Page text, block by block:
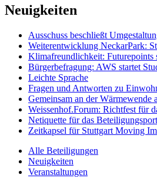
Neuigkeiten
Ausschuss beschließt
Weiterentwicklung NeckarPark:
Klimafreundlichkeit: Futurepoints
Bürgerbefragung: AWS startet
Leichte Sprache
Fragen und Antworten zu
Gemeinsam an der Wärmewende
Weissenhof.Forum: Richtfest für
Netiquette für das
Zeitkapsel für Stuttgart Moving
Alle Beteiligungen
Neuigkeiten
Veranstaltungen